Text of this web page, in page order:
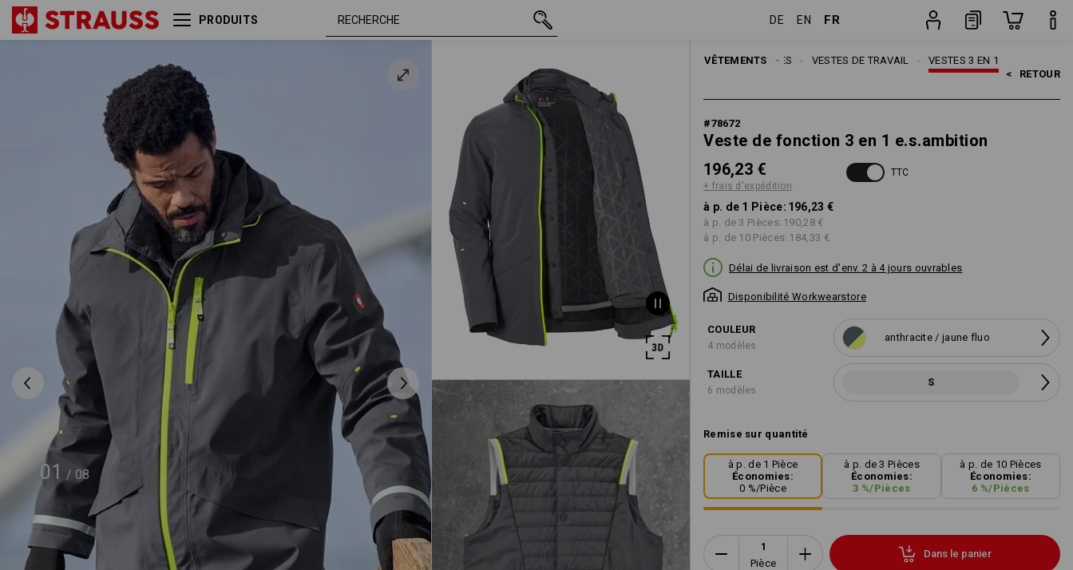
PRODUITS DE EN FR
01 / 08
VÊTEMENTS VESTES 3 EN 1
VESTES DE TRAVAIL
HOMMES
< RETOUR
#78672
Veste de fonction 3 en 1 e.s.ambition
196,23 €
+ frais d'expédition
TTC
à p. de 1 Pièce: 196,23 €
à p. de 3 Pièces: 190,28 €
à p. de 10 Pièces: 184,33 €
Délai de livraison est d'env. 2 à 4 jours ouvrables
Disponibilité Workwearstore
COULEUR
4 modèles
anthracite / jaune fluo
TAILLE
6 modèles
S
Remise sur quantité
à p. de 1 Pièce
Économies:
0 %/Pièce
à p. de 3 Pièces
Économies:
3 %/Pièces
à p. de 10 Pièces
Économies:
6 %/Pièces
Pièce
Dans le panier
Veste de fonction 3 en 1
S